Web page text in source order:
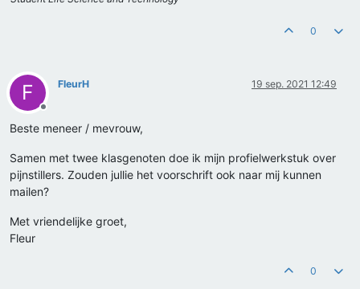
0
F
Offline
FleurH 19 sep. 2021 12:49
Beste meneer / mevrouw,
Samen met twee klasgenoten doe ik mijn profielwerkstuk over
pijnstillers. Zouden jullie het voorschrift ook naar mij kunnen
mailen?
Met vriendelijke groet,
Fleur
0